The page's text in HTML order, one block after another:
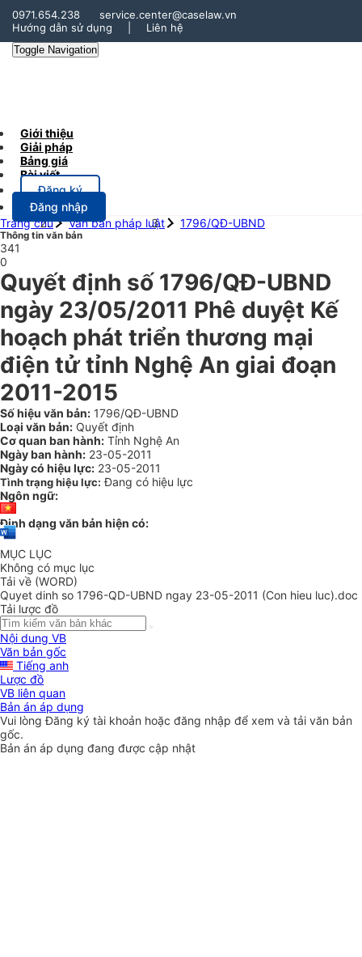
0971.654.238
service.center@caselaw.vn
Hướng dẫn sử dụng
Liên hệ
Toggle Navigation
Giới thiệu
Giải pháp
Bảng giá
Bài viết
Đăng ký
Đăng nhập
Trang chủ
Văn bản pháp luật 1796/QĐ-UBND
Thông tin văn bản
341
0
Quyết định số 1796/QĐ-UBND
ngày 23/05/2011 Phê duyệt Kế
hoạch phát triển thương mại
điện tử tỉnh Nghệ An giai đoạn
2011-2015
Số hiệu văn bản: 1796/QĐ-UBND
Loại văn bản: Quyết định
Cơ quan ban hành: Tỉnh Nghệ An
Ngày ban hành: 23-05-2011
Ngày có hiệu lực: 23-05-2011
Tình trạng hiệu lực: Đang có hiệu lực
Ngôn ngữ:
Định dạng văn bản hiện có:
MỤC LỤC
Không có mục lục
Tải về (WORD)
Quyet dinh so 1796-QD-UBND ngay 23-05-2011 (Con hieu luc).doc
Tải lược đồ
Nội dung VB
Văn bản gốc
Tiếng anh
Lược đồ
VB liên quan
Bản án áp dụng
Vui lòngĐăng ký tài khoản hoặc đăng nhập để xem và tải văn bản
gốc.
Bản án áp dụng đang được cập nhật